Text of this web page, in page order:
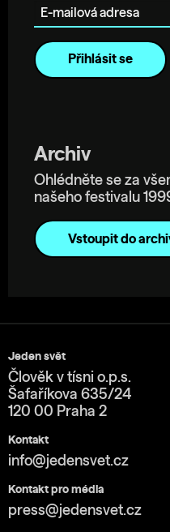
Archiv
Ohlédněte se za
našeho festivalu
Vstoupit do
Jeden svět
Člověk v tísni o.p.s.
Šafaříkova 635/24
120 00 Praha 2
Kontakt
info@jedensvet.cz
Kontakt pro média
press@jedensvet.cz